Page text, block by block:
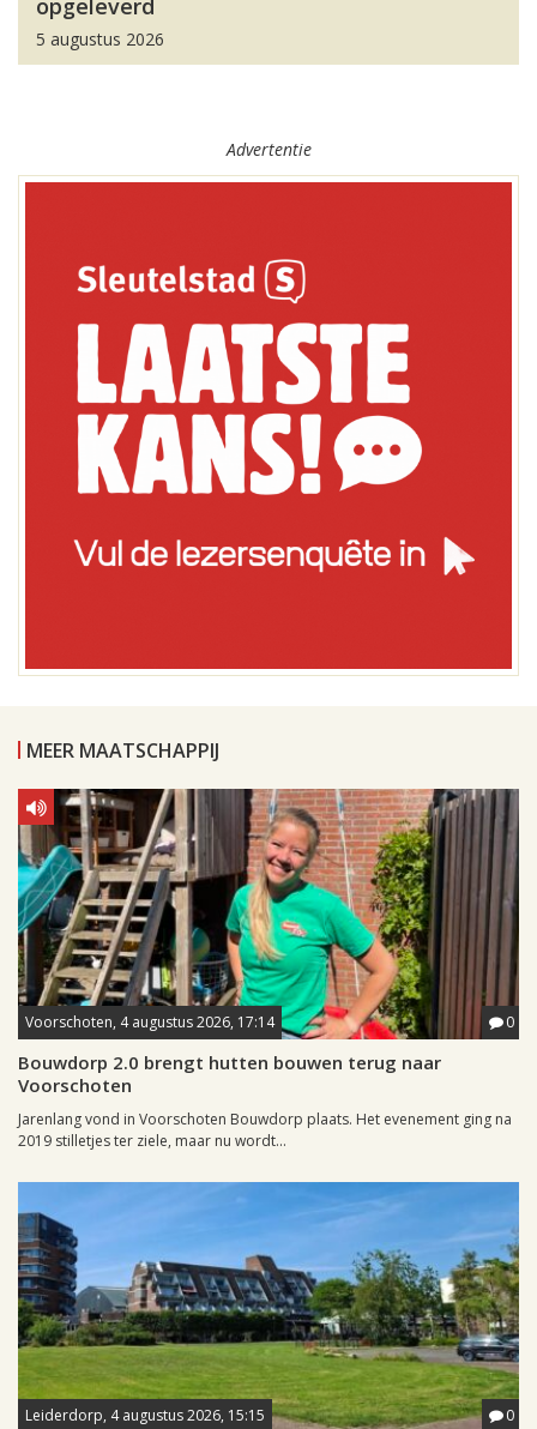
opgeleverd
5 augustus 2026
Advertentie
MEER MAATSCHAPPIJ
Voorschoten, 4 augustus 2026, 17:14 0
Bouwdorp 2.0 brengt hutten bouwen terug naar
Voorschoten
Jarenlang vond in Voorschoten Bouwdorp plaats. Het evenement ging na
2019 stilletjes ter ziele, maar nu wordt...
Leiderdorp, 4 augustus 2026, 15:15 0